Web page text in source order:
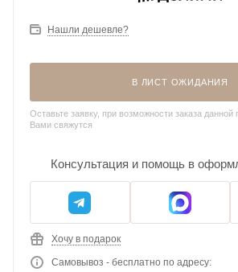
Нашли дешевле?
В ЛИСТ ОЖИДАНИЯ
Оставьте заявку, при возможности заказа
Вами свяжутся
Консультация и помощь в
Хочу в подарок
Самовывоз - бесплатно по адресу: